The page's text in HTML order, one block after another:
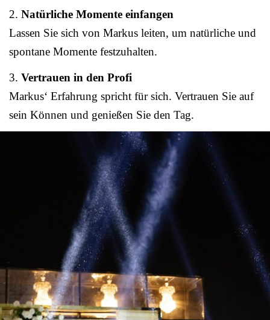
2. Natürliche Momente einfangen
Lassen Sie sich von Markus leiten, um natürliche und
spontane Momente festzuhalten.
3. Vertrauen in den Profi
Markus‘ Erfahrung spricht für sich. Vertrauen Sie auf
sein Können und genießen Sie den Tag.